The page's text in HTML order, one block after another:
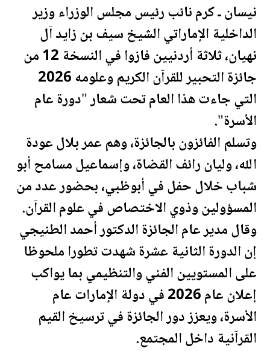
نيسان ـ كرم نائب رئيس مجلس الوزراء وزير
الداخلية الإماراتي الشيخ سيف بن زايد آل
نهيان، ثلاثة أردنيين فازوا في النسخة 12 من
جائزة التحبير للقرآن الكريم وعلومه 2026
التي جاءت هذا العام تحت شعار "دورة عام
الأسرة".
وتسلم الفائزون بالجائزة، وهم عمر بلال عودة
الله، وليان رائف القضاة، وإسماعيل مسامح أبو
شباب خلال حفل في أبوظبي، بحضور عدد من
المسؤولين وذوي الاختصاص في علوم القرآن.
وقال مدير عام الجائزة الدكتور أحمد الطنيجي
إن الدورة الثانية عشرة شهدت تطورا ملحوظا
على المستويين الفني والتنظيمي بما يواكب
إعلان
عام 2026 في دولة الإمارات عام
الأسرة، ويعزز دور الجائزة في ترسيخ القيم
القرآنية داخل المجتمع.